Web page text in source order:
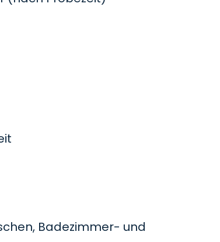
Badezimmer- und